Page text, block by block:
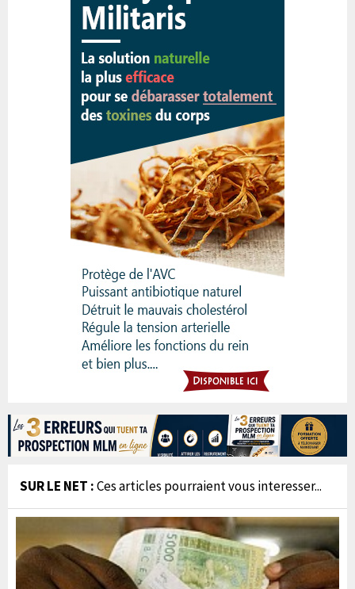
SUR LE NET :Ces articles pourraient vous interesser...